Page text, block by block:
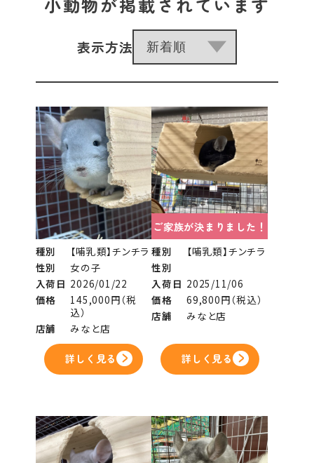
表示方法
種別
【哺乳類】チンチラ
性別
女の子
入荷日 2026/01/22
価格
145,000円（税
込）
店舗
みなと店
詳しく見る
ご家族が決まりました！
種別
【哺乳類】チンチラ
性別
入荷日 2025/11/06
価格
69,800円（税込）
店舗
みなと店
詳しく見る